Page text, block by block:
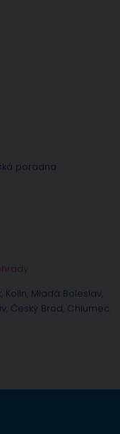
poradna
Mladá Boleslav,
Český Brod, Chlumec